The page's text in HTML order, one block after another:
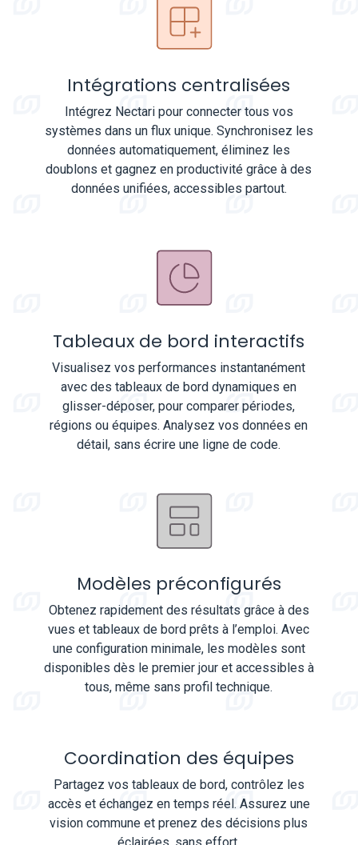
Intégrations centralisées
Intégrez Nectari pour connecter tous vos
systèmes dans un flux unique. Synchronisez les
données automatiquement, éliminez les
doublons et gagnez en productivité grâce à des
données unifiées, accessibles partout.
Tableaux de bord interactifs
Visualisez vos performances instantanément
avec des tableaux de bord dynamiques en
glisser-déposer, pour comparer périodes,
régions ou équipes. Analysez vos données en
détail, sans écrire une ligne de code.
Modèles préconfigurés
Obtenez rapidement des résultats grâce à des
vues et tableaux de bord prêts à l’emploi. Avec
une configuration minimale, les modèles sont
disponibles dès le premier jour et accessibles à
tous, même sans profil technique.
Coordination des équipes
Partagez vos tableaux de bord, contrôlez les
accès et échangez en temps réel. Assurez une
vision commune et prenez des décisions plus